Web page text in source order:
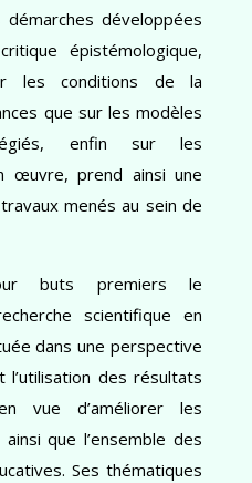
développées
épistémologique,
les conditions de la
que sur les modèles
enfin sur les
œuvre, prend ainsi une
menés au sein de
buts premiers le
scientifique en
dans une perspective
des résultats
vue d’améliorer les
que l’ensemble des
Ses thématiques